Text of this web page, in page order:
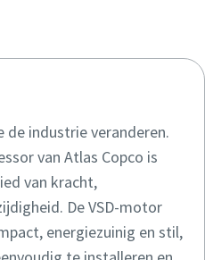
de industrie veranderen.
van Atlas Copco is
van kracht,
De VSD-motor
energiezuinig en stil,